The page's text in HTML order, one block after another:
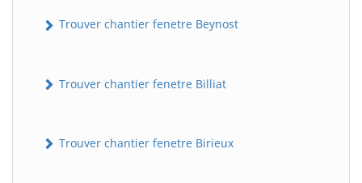
Trouver chantier fenetre Beynost
Trouver chantier fenetre Billiat
Trouver chantier fenetre Birieux